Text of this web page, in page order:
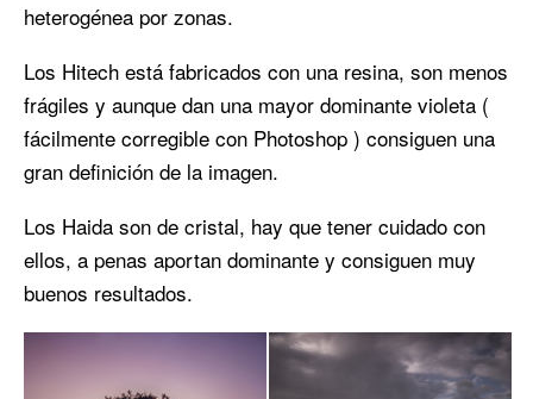
heterogénea por zonas.
Los Hitech está fabricados con una resina, son menos
frágiles y aunque dan una mayor dominante violeta (
fácilmente corregible con Photoshop ) consiguen una
gran definición de la imagen.
Los Haida son de cristal, hay que tener cuidado con
ellos, a penas aportan dominante y consiguen muy
buenos resultados.